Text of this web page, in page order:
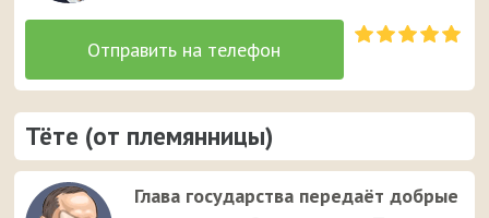
Тёте (от племянницы)
Глава государства передаёт добрые